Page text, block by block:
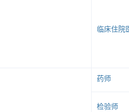
临床住院
药师
检验师